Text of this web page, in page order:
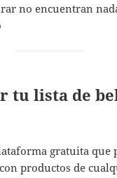
no encuentran
tu lista de
gratuita que
productos de